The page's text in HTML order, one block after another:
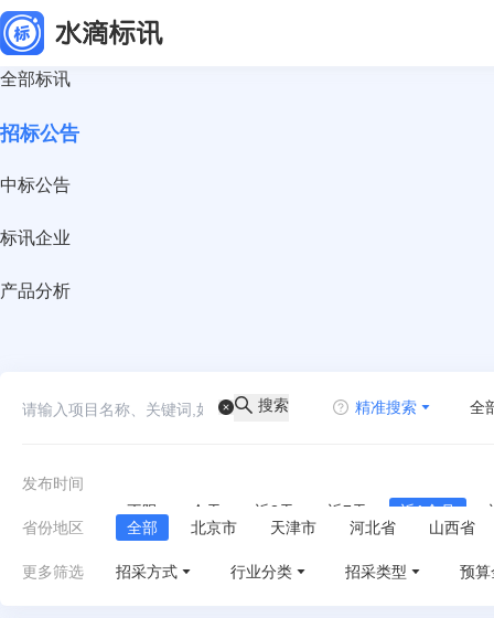
全部标讯
招标公告
中标公告
标讯企业
产品分析
搜索 精准搜索 全
发布时间
不限
今天 近3天 近7天 近1个月
省份地区
全部 北京市 天津市 河北省 山西省
江西省 山东省 河南省 湖北省 湖南省
更多筛选 招采方式 行业分类 招采类型 预算